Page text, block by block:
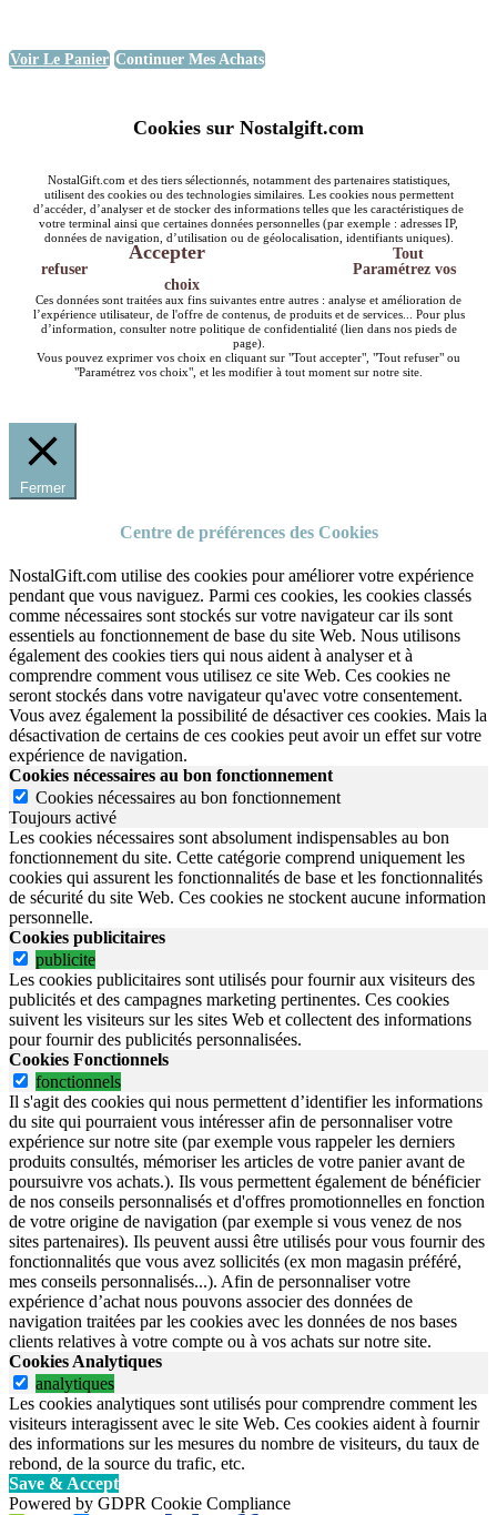
Voir Le Panier Continuer Mes Achats
Cookies sur Nostalgift.com
NostalGift.com et des tiers sélectionnés, notamment des partenaires statistiques,
utilisent des cookies ou des technologies similaires. Les cookies nous permettent
d’accéder, d’analyser et de stocker des informations telles que les caractéristiques de
votre terminal ainsi que certaines données personnelles (par exemple : adresses IP,
données de navigation, d’utilisation ou de géolocalisation, identifiants uniques).
Accepter
Tout
refuser
Paramétrez vos
choix
Ces données sont traitées aux fins suivantes entre autres : analyse et amélioration de
l’expérience utilisateur, de l'offre de contenus, de produits et de services... Pour plus
d’information, consulter notre politique de confidentialité (lien dans nos pieds de
page).
Vous pouvez exprimer vos choix en cliquant sur "Tout accepter", "Tout refuser" ou
"Paramétrez vos choix", et les modifier à tout moment sur notre site.
Fermer
Centre de préférences des Cookies
NostalGift.com utilise des cookies pour améliorer votre expérience
pendant que vous naviguez. Parmi ces cookies, les cookies classés
comme nécessaires sont stockés sur votre navigateur car ils sont
essentiels au fonctionnement de base du site Web. Nous utilisons
également des cookies tiers qui nous aident à analyser et à
comprendre comment vous utilisez ce site Web. Ces cookies ne
seront stockés dans votre navigateur qu'avec votre consentement.
Vous avez également la possibilité de désactiver ces cookies. Mais la
désactivation de certains de ces cookies peut avoir un effet sur votre
expérience de navigation.
Cookies nécessaires au bon fonctionnement
Cookies nécessaires au bon fonctionnement
Toujours activé
Les cookies nécessaires sont absolument indispensables au bon
fonctionnement du site. Cette catégorie comprend uniquement les
cookies qui assurent les fonctionnalités de base et les fonctionnalités
de sécurité du site Web. Ces cookies ne stockent aucune information
personnelle.
Cookies publicitaires
publicite
Les cookies publicitaires sont utilisés pour fournir aux visiteurs des
publicités et des campagnes marketing pertinentes. Ces cookies
suivent les visiteurs sur les sites Web et collectent des informations
pour fournir des publicités personnalisées.
Cookies Fonctionnels
fonctionnels
Il s'agit des cookies qui nous permettent d’identifier les informations
du site qui pourraient vous intéresser afin de personnaliser votre
expérience sur notre site (par exemple vous rappeler les derniers
produits consultés, mémoriser les articles de votre panier avant de
poursuivre vos achats.). Ils vous permettent également de bénéficier
de nos conseils personnalisés et d'offres promotionnelles en fonction
de votre origine de navigation (par exemple si vous venez de nos
sites partenaires). Ils peuvent aussi être utilisés pour vous fournir des
fonctionnalités que vous avez sollicités (ex mon magasin préféré,
mes conseils personnalisés...). Afin de personnaliser votre
expérience d’achat nous pouvons associer des données de
navigation traitées par les cookies avec les données de nos bases
clients relatives à votre compte ou à vos achats sur notre site.
Cookies Analytiques
analytiques
Les cookies analytiques sont utilisés pour comprendre comment les
visiteurs interagissent avec le site Web. Ces cookies aident à fournir
des informations sur les mesures du nombre de visiteurs, du taux de
rebond, de la source du trafic, etc.
Save & Accept
Powered by GDPR Cookie Compliance